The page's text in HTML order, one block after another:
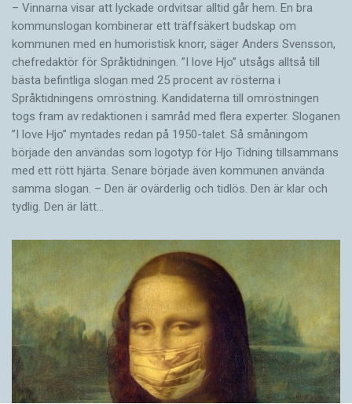
– Vinnarna visar att lyckade ordvitsar alltid går hem. En bra
kommunslogan kombinerar ett träffsäkert budskap om
kommunen med en humoristisk knorr, säger Anders Svensson,
chefredaktör för Språktidningen. ”I love Hjo” utsågs alltså till
bästa befintliga slogan med 25 procent av rösterna i
Språktidningens omröstning. Kandidaterna till omröstningen
togs fram av redaktionen i samråd med flera experter. Sloganen
”I love Hjo” myntades redan på 1950-talet. Så småningom
började den användas som logotyp för Hjo Tidning tillsammans
med ett rött hjärta. Senare började även kommunen använda
samma slogan. – Den är ovärderlig och tidlös. Den är klar och
tydlig. Den är lätt…